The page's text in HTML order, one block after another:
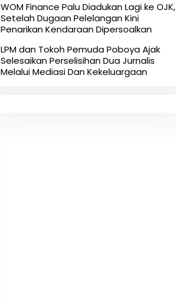
‎WOM Finance Palu Diadukan Lagi ke OJK,
Setelah Dugaan Pelelangan Kini
Penarikan Kendaraan Dipersoalkan ‎
LPM dan Tokoh Pemuda Poboya Ajak
Selesaikan Perselisihan Dua Jurnalis
Melalui Mediasi Dan Kekeluargaan